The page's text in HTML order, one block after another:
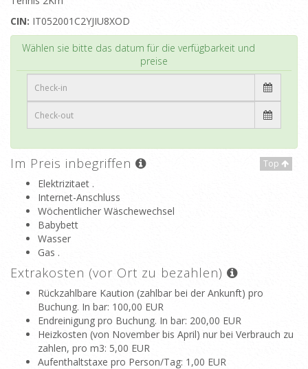
CIN: IT052001C2YJIU8XOD
Wählen sie bitte das datum für die verfügbarkeit und
preise
Top
Im Preis inbegriffen
Elektrizitaet .
Internet-Anschluss
Wöchentlicher Wäschewechsel
Babybett
Wasser
Gas .
Extrakosten (vor Ort zu bezahlen)
Rückzahlbare Kaution (zahlbar bei der Ankunft) pro
Buchung. In bar: 100,00 EUR
Endreinigung pro Buchung. In bar: 200,00 EUR
Heizkosten (von November bis April) nur bei Verbrauch zu
zahlen, pro m3: 5,00 EUR
Aufenthaltstaxe pro Person/Tag: 1,00 EUR